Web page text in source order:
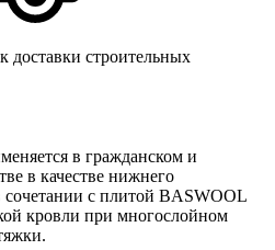
доставки строительных
в гражданском и
в качестве нижнего
сочетании с плитой BASWOOL
кровли при многослойном